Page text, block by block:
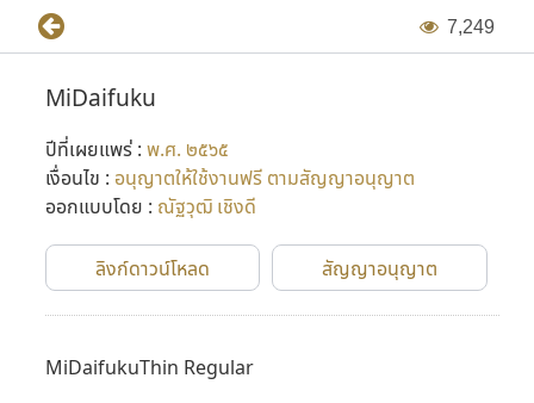
7,249
MiDaifuku
ปีที่เผยแพร่ : พ.ศ. ๒๕๖๕
เงื่อนไข : อนุญาตให้ใช้งานฟรี ตามสัญญาอนุญาต
ออกแบบโดย : ณัฐวุฒิ เชิงดี
ลิงก์ดาวน์โหลด สัญญาอนุญาต
MiDaifukuThin Regular